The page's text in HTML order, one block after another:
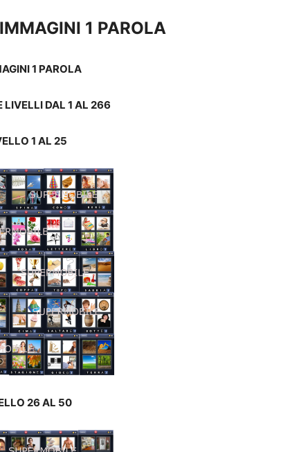
1 PAROLA
1 PAROLA
LIVELLI DAL 1 AL 266
1 AL 25
26 AL 50